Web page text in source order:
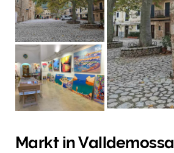
Markt in Valldemossa